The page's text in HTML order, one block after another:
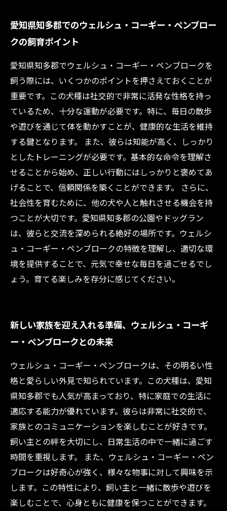
愛知県知多郡でのウェルシュ・コーギー・ペンブロー
クの飼育ポイント
愛知県知多郡でウェルシュ・コーギー・ペンブロークを
飼う際には、いくつかのポイントを押さえておくことが
重要です。この犬種は社交的で非常に活発な性格を持っ
ているため、十分な運動が必要です。特に、毎日の散歩
や遊びを通じて体を動かすことが、健康的な生活を維持
する鍵となります。 また、彼らは知能が高く、しっかり
としたトレーニングが必要です。基本的な命令を理解さ
せることから始め、正しい行動にはしっかりと褒めてあ
げることで、信頼関係を築くことができます。 さらに、
社会性を育むために、他の犬や人と触れさせる機会を持
つことが大切です。愛知県知多郡の公園やドッグラン
は、彼らと交流を深められる絶好の場所です。ウェルシ
ュ・コーギー・ペンブロークの特徴を理解し、適切な環
境を提供することで、元気で幸せな毎日を過ごせるでし
ょう。育てる楽しみを存分に感じてください。
新しい家族を迎え入れる準備、ウェルシュ・コーギ
ー・ペンブロークとの未来
ウェルシュ・コーギー・ペンブロークは、その明るい性
格と愛らしい外見で知られています。この犬種は、愛知
県知多郡でも人気が高まっており、特に家庭での生活に
適応する能力が優れています。彼らは非常に社交的で、
家族とのコミュニケーションを楽しむことが好きです。
飼い主との絆を大切にし、日常生活の中で一緒に過ごす
時間を重視します。 また、ウェルシュ・コーギー・ペン
ブロークは好奇心が強く、様々な物事に対して興味を示
します。この特性により、飼い主と一緒に散歩や遊びを
楽しむことで、心身ともに健康を保つことができます。